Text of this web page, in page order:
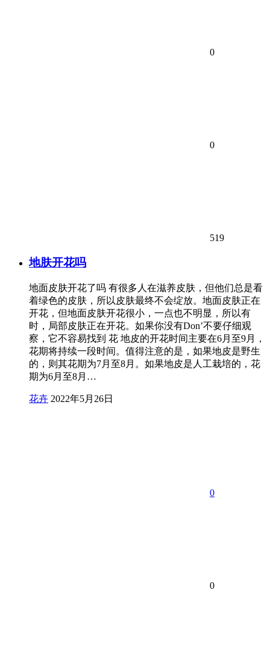
0
0
519
地肤开花吗
地面皮肤开花了吗 有很多人在滋养皮肤，但他们总是看
着绿色的皮肤，所以皮肤最终不会绽放。地面皮肤正在
开花，但地面皮肤开花很小，一点也不明显，所以有
时，局部皮肤正在开花。如果你没有Don’不要仔细观
察，它不容易找到 花 地皮的开花时间主要在6月至9月，
花期将持续一段时间。值得注意的是，如果地皮是野生
的，则其花期为7月至8月。如果地皮是人工栽培的，花
期为6月至8月…
花卉 2022年5月26日
0
0